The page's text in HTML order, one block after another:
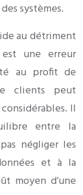
systèmes.
au détriment
une erreur
au profit de
clients peut
Il
entre la
négliger les
et à la
moyen d’une